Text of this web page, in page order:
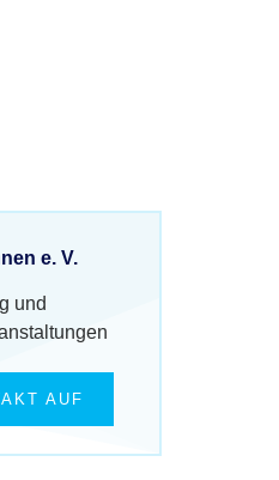
e. V.
und
AUF